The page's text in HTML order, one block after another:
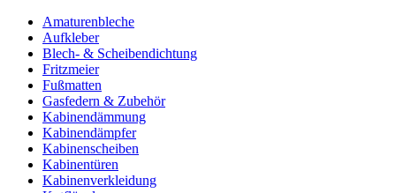
Amaturenbleche
Aufkleber
Blech- & Scheibendichtung
Fritzmeier
Fußmatten
Gasfedern & Zubehör
Kabinendämmung
Kabinendämpfer
Kabinenscheiben
Kabinentüren
Kabinenverkleidung